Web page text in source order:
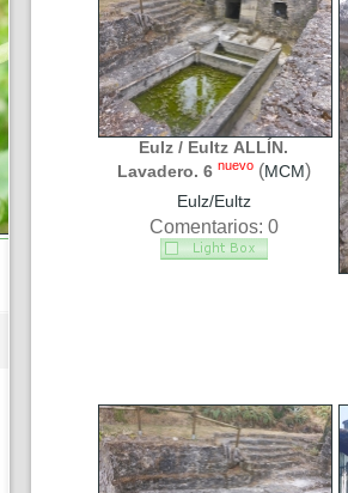
Eulz / Eultz ALLÍN.
Lavadero. 6 nuevo(MCM)
Eulz/Eultz
Comentarios: 0